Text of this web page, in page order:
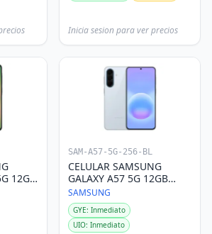
Inicia sesion para ver precios
12GB
SAM-A57-5G-256-BL
CELULAR SAMSUNG
GALAXY A57 5G 12GB
256GB AZUL
SAMSUNG
GYE: Inmediato
UIO: Inmediato